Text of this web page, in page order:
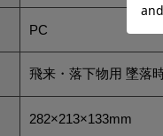
PC
飛来・落下物用 墜落
282×213×133mm